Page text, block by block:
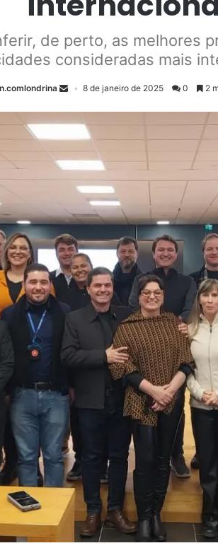
de perto, as melhores
consideradas mais
n.comlondrina 8 de janeiro de 2025 0 2